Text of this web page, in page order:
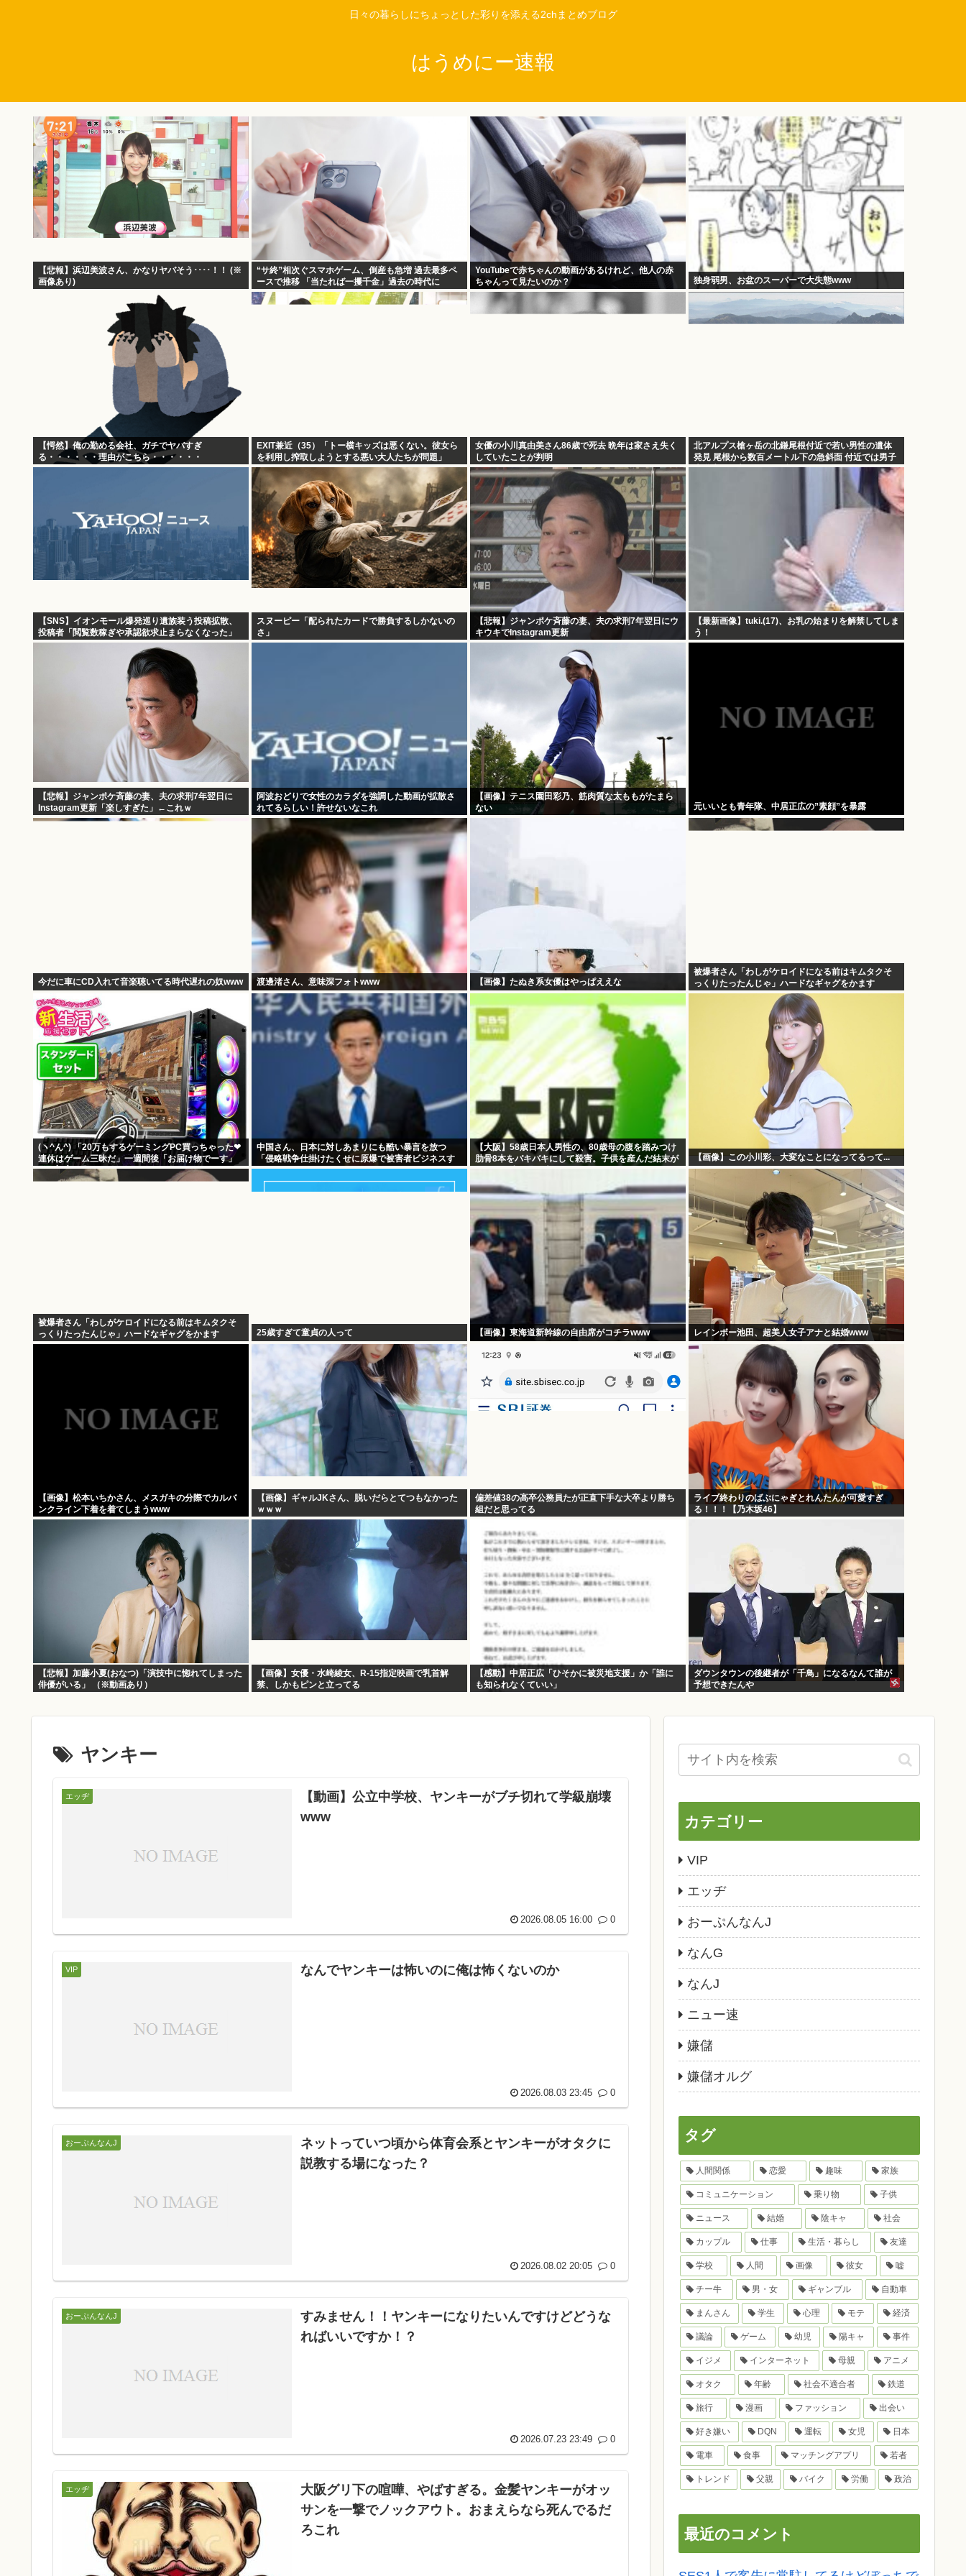
日々の暮らしにちょっとした彩りを添える2chまとめブログ
はうめにー速報
【悲報】浜辺美波さん、かなりヤバそう････！！ (※
画像あり)
“サ終”相次ぐスマホゲーム、倒産も急増 過去最多ペ
ースで推移 「当たれば一攫千金」過去の時代に
YouTubeで赤ちゃんの動画があるけれど、他人の赤
ちゃんって見たいのか？
独身弱男、お盆のスーパーで大失態www
【愕然】俺の勤める会社、ガチでヤバすぎ
る・・・・・・理由がこちら・・・・・・
EXIT兼近（35）「トー横キッズは悪くない。彼女ら
を利用し搾取しようとする悪い大人たちが問題」
女優の小川真由美さん86歳で死去 晩年は家さえ失く
していたことが判明
北アルプス槍ヶ岳の北鎌尾根付近で若い男性の遺体
発見 尾根から数百メートル下の急斜面 付近では男子
大学生の行方がわからず
【SNS】イオンモール爆発巡り遺族装う投稿拡散、
投稿者「閲覧数稼ぎや承認欲求止まらなくなった」
スヌーピー「配られたカードで勝負するしかないの
さ」
【悲報】ジャンポケ斉藤の妻、夫の求刑7年翌日にウ
キウキでInstagram更新
【最新画像】tuki.(17)、お乳の始まりを解禁してしま
う！
【悲報】ジャンポケ斉藤の妻、夫の求刑7年翌日に
Instagram更新「楽しすぎた」←これｗ
阿波おどりで女性のカラダを強調した動画が拡散さ
れてるらしい！許せないなこれ
【画像】テニス園田彩乃、筋肉質な太ももがたまら
ない
元いいとも青年隊、中居正広の”素顔”を暴露
今だに車にCD入れて音楽聴いてる時代遅れの奴www 渡邊渚さん、意味深フォトwww 【画像】たぬき系女優はやっぱええな
被爆者さん「わしがケロイドになる前はキムタクそ
っくりたったんじゃ」ハードなギャグをかます
(ヽ^ん^) 「20万もするゲーミングPC買っちゃった❤
連休はゲーム三昧だ」一週間後「お届け物でーす」
（ヽ´ん`）「そう…」
中国さん、日本に対しあまりにも酷い暴言を放つ
「侵略戦争仕掛けたくせに原爆で被害者ビジネスす
るな」
【大阪】58歳日本人男性の、80歳母の腹を踏みつけ
肋骨8本をバキバキにして殺害。子供を産んだ結末が
【画像】この小川彩、大変なことになってるって...
被爆者さん「わしがケロイドになる前はキムタクそ
っくりたったんじゃ」ハードなギャグをかます
25歳すぎて童貞の人って 【画像】東海道新幹線の自由席がコチラwww レインボー池田、超美人女子アナと結婚www
【画像】松本いちかさん、メスガキの分際でカルバ
ンクライン下着を着てしまうwww
【画像】ギャルJKさん、脱いだらとてつもなかった
ｗｗｗ
偏差値38の高卒公務員たが正直下手な大卒より勝ち
組だと思ってる
ライブ終わりのばぶにゃぎとれんたんが可愛すぎ
る！！！【乃木坂46】
【悲報】加藤小夏(おなつ)「演技中に惚れてしまった
俳優がいる」 （※動画あり）
【画像】女優・水崎綾女、R-15指定映画で乳首解
禁、しかもピンと立ってる
【感動】中居正広「ひそかに被災地支援」か「誰に
も知られなくていい」
ダウンタウンの後継者が「千鳥」になるなんて誰が
予想できたんや
ヤンキー
エッヂ
【動画】公立中学校、ヤンキーがブチ切れて学級崩壊
www
2026.08.05 16:00 0
VIP なんでヤンキーは怖いのに俺は怖くないのか
2026.08.03 23:45 0
おーぷんなんJ
ネットっていつ頃から体育会系とヤンキーがオタクに
説教する場になった？
2026.08.02 20:05 0
おーぷんなんJ
すみません！！ヤンキーになりたいんですけどどうな
ればいいですか！？
2026.07.23 23:49 0
エッヂ
大阪グリ下の喧嘩、やばすぎる。金髪ヤンキーがオッ
サンを一撃でノックアウト。おまえらなら死んでるだ
ろこれ
カテゴリー
VIP
エッヂ
おーぷんなんJ
なんG
なんJ
ニュー速
嫌儲
嫌儲オルグ
タグ
人間関係 恋愛 趣味 家族
コミュニケーション 乗り物 子供
ニュース 結婚 陰キャ 社会
カップル 仕事 生活・暮らし 友達
学校 人間 画像 彼女 嘘
チー牛 男・女 ギャンブル 自動車
まんさん 学生 心理 モテ 経済
議論 ゲーム 幼児 陽キャ 事件
イジメ インターネット 母親 アニメ
オタク 年齢 社会不適合者 鉄道
旅行 漫画 ファッション 出会い
好き嫌い DQN 運転 女児 日本
電車 食事 マッチングアプリ 若者
トレンド 父親 バイク 労働 政治
最近のコメント